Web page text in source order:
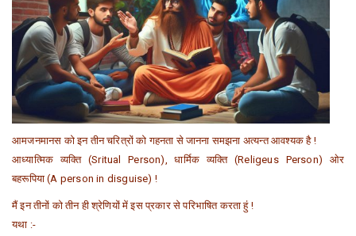
आमजनमानस को इन तीन चरित्रों को गहनता से जानना समझना अत्यन्त आवश्यक है !
आध्यात्मिक व्यक्ति (Sritual Person), धार्मिक व्यक्ति (Religeus Person) ओर
बहरूपिया (A person in disguise) !
मैं इन तीनों को तीन ही श्रेणियों में इस प्रकार से परिभाषित करता हुं !
यथा :-